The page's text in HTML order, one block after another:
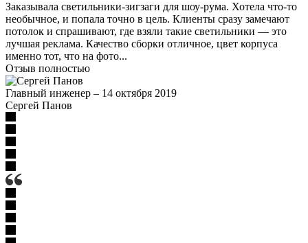
Заказывала светильники-зигзаги для шоу-рума. Хотела что-то
необычное, и попала точно в цель. Клиенты сразу замечают
потолок и спрашивают, где взяли такие светильники — это
лучшая реклама. Качество сборки отличное, цвет корпуса
именно тот, что на фото...
Отзыв полностью
Главный инженер – 14 октября 2019
Сергей Панов